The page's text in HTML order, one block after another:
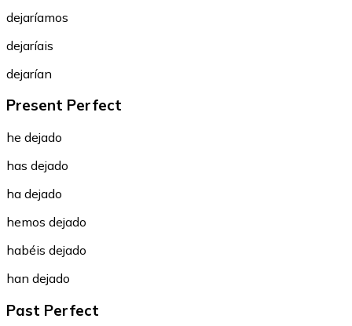
dejaríamos
dejaríais
dejarían
Present Perfect
he dejado
has dejado
ha dejado
hemos dejado
habéis dejado
han dejado
Past Perfect